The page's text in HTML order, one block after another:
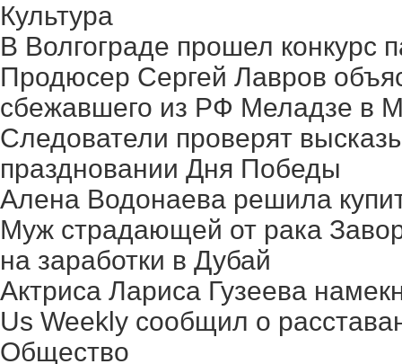
Культура
В Волгограде прошел конкурс
Продюсер Сергей Лавров
сбежавшего из РФ Меладзе в
Следователи проверят
праздновании Дня Победы
Алена Водонаева решила
Муж страдающей от рака
на заработки в Дубай
Актриса Лариса Гузеева
Us Weekly сообщил о
Общество